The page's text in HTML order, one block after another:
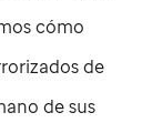
cómo
de
de sus